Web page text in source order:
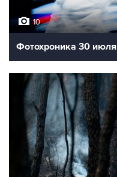
10
Фотохроника 30 июля